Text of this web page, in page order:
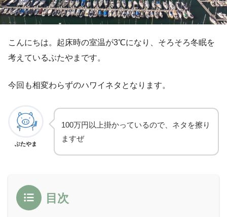
こんにちは。起床時の室温が3℃になり、そろそろ冬眠を
考えているぶたやまです。
今回も相変わらずのハワイネタとなります。
ぶたやま
100万円以上掛かっているので、ネタを擦り
ますぜ
目次